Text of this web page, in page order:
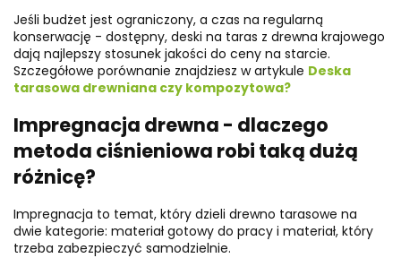
Jeśli budżet jest ograniczony, a czas na regularną
konserwację - dostępny, deski na taras z drewna krajowego
dają najlepszy stosunek jakości do ceny na starcie.
Szczegółowe porównanie znajdziesz w artykule Deska
tarasowa drewniana czy kompozytowa?
Impregnacja drewna - dlaczego
metoda ciśnieniowa robi taką dużą
różnicę?
Impregnacja to temat, który dzieli drewno tarasowe na
dwie kategorie: materiał gotowy do pracy i materiał, który
trzeba zabezpieczyć samodzielnie.